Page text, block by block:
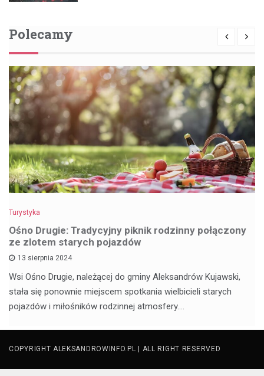
Polecamy
Turystyka
Ośno Drugie: Tradycyjny piknik rodzinny połączony
ze zlotem starych pojazdów
13 sierpnia 2024
Wsi Ośno Drugie, należącej do gminy Aleksandrów Kujawski,
stała się ponownie miejscem spotkania wielbicieli starych
pojazdów i miłośników rodzinnej atmosfery.…
COPYRIGHT ALEKSANDROWINFO.PL | ALL RIGHT RESERVED